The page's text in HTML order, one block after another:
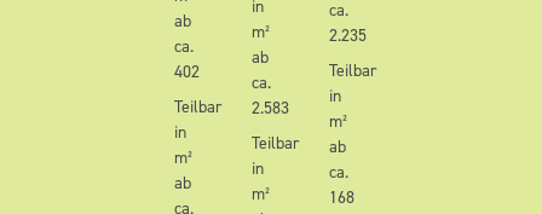
ab
ca.
402
Teilbar
in
m²
ab
ca.
in
m²
ab
ca.
2.583
Teilbar
in
m²
ca.
2.235
Teilbar
in
m²
ab
ca.
168